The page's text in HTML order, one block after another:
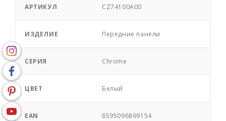
АРТИКУЛ CZ74100A00
ИЗДЕЛИЕ Передние панели
СЕРИЯ Chrome
ЦВЕТ Белый
EAN 8595096899154